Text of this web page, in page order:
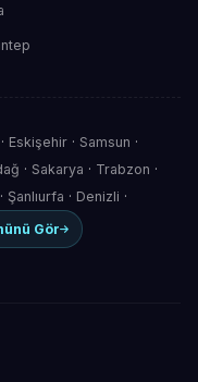
· Eskişehir· Samsun ·
· Sakarya · Trabzon ·
· Şanlıurfa · Denizli ·
Gör